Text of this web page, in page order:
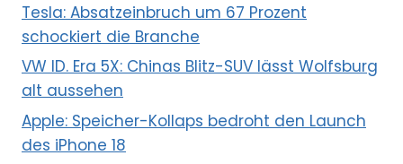
Tesla: Absatzeinbruch um 67 Prozent
schockiert die Branche
VW ID. Era 5X: Chinas Blitz-SUV lässt Wolfsburg
alt aussehen
Apple: Speicher-Kollaps bedroht den Launch
des iPhone 18